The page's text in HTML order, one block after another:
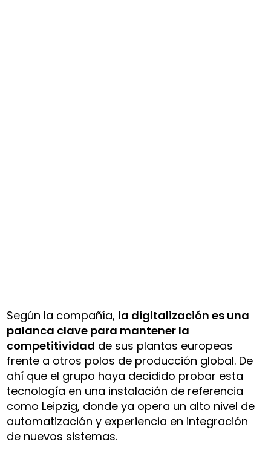
Según la compañía, la digitalización es una
palanca clave para mantener la
competitividad de sus plantas europeas
frente a otros polos de producción global. De
ahí que el grupo haya decidido probar esta
tecnología en una instalación de referencia
como Leipzig, donde ya opera un alto nivel de
automatización y experiencia en integración
de nuevos sistemas.